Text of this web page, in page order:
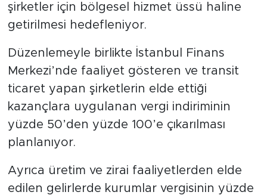
şirketler için bölgesel hizmet üssü haline
getirilmesi hedefleniyor.
Düzenlemeyle birlikte İstanbul Finans
Merkezi’nde faaliyet gösteren ve transit
ticaret yapan şirketlerin elde ettiği
kazançlara uygulanan vergi indiriminin
yüzde 50’den yüzde 100’e çıkarılması
planlanıyor.
Ayrıca üretim ve zirai faaliyetlerden elde
edilen gelirlerde kurumlar vergisinin yüzde